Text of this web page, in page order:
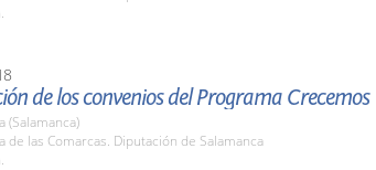
de los convenios del Programa Crecemos
(Salamanca)
de las Comarcas. Diputación de Salamanca